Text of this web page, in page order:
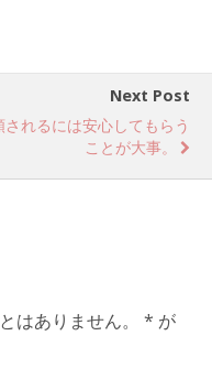
Next Post
されるには安心してもらう
ことが大事。
はありません。 * が